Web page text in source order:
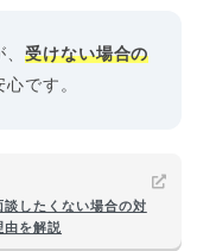
受けない場合の
です。
談したくない場合の対
由を解説